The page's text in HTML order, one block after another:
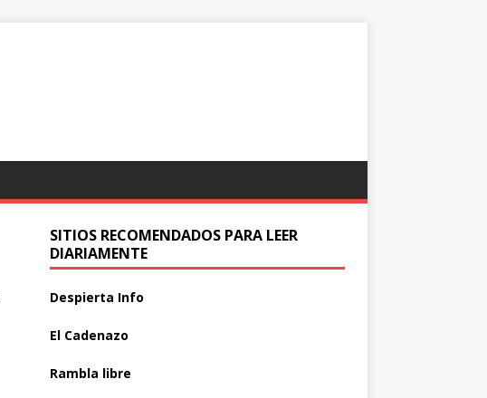
SITIOS RECOMENDADOS PARA LEER
DIARIAMENTE
Despierta Info
El Cadenazo
Rambla libre